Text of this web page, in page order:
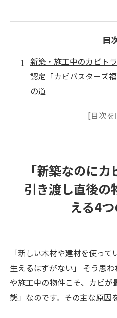
目
新築・施工中のカビト
認定「カビバスターズ
の道
物件でカビが生える4つ
高気密・高断熱ゆ
施工不良（雨漏り
ハウスメーカーとの交
微生物対策協会」のカ
微生物対策協会と
単なる掃除屋ではない
バスターズ福岡」の強み
「新築なのに
引き渡し直後の
える4
「新しい木材や建材を使っ
生えるはずがない」 そう思
や施工中の物件こそ、カビが
態」なのです。その主な原因